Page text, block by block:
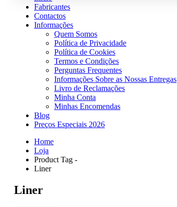
Fabricantes
Contactos
Informações
Quem Somos
Política de Privacidade
Política de Cookies
Termos e Condições
Perguntas Frequentes
Informações Sobre as Nossas Entregas
Livro de Reclamações
Minha Conta
Minhas Encomendas
Blog
Preços Especiais 2026
Home
Loja
Product Tag -
Liner
Liner